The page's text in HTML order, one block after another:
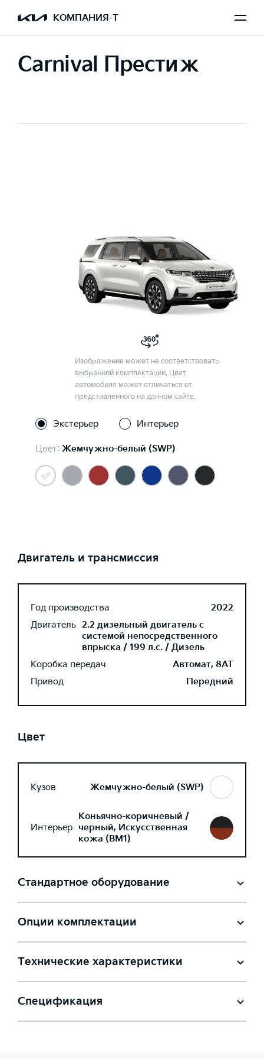
КОМПАНИЯ-Т
Carnival Престиж
Изображение может не соответствовать
выбранной комплектации. Цвет
автомобиля может отличаться от
представленного на данном сайте.
Экстерьер Интерьер
Цвет: Жемчужно-белый (SWP)
Двигатель и трансмиссия
Год производства
2022
Двигатель 2.2 дизельный двигатель с
системой непосредственного
впрыска / 199 л.с. / Дизель
Коробка передач
Автомат, 8AT
Привод
Передний
Цвет
Кузов Жемчужно-белый (SWP)
Интерьер
Коньячно-коричневый /
черный, Искусственная
кожа (BM1)
Стандартное оборудование
Опции комплектации
Технические характеристики
Спецификация